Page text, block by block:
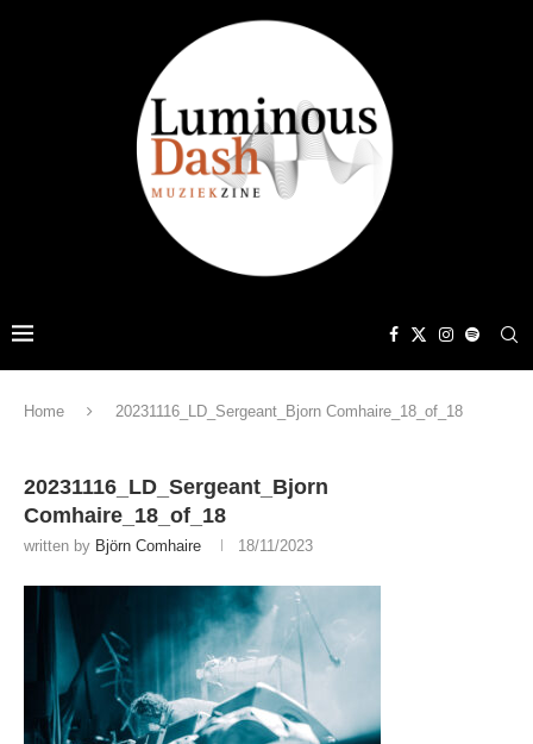
Home 20231116_LD_Sergeant_Bjorn Comhaire_18_of_18
20231116_LD_Sergeant_Bjorn
Comhaire_18_of_18
written by Björn Comhaire 18/11/2023